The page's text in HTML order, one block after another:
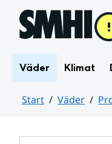
Hoppa till sidans
Väder Klimat
Start Väder